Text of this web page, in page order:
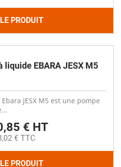
PRODUIT
liquide EBARA JESX M5
JESX M5 est une pompe
€ HT
€ TTC
PRODUIT